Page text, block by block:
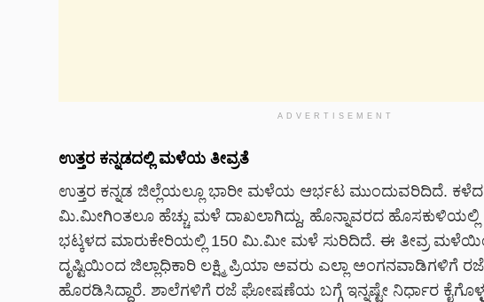
ADVERTISEMENT
ಉತ್ತರ ಕನ್ನಡದಲ್ಲಿ ಮಳೆಯ ತೀವ್ರತೆ
ಉತ್ತರ ಕನ್ನಡ ಜಿಲ್ಲೆಯಲ್ಲೂ ಭಾರೀ ಮಳೆಯ ಆರ್ಭಟ ಮುಂದುವರಿದಿದೆ. ಕಳೆದ
ಮಿ.ಮೀಗಿಂತಲೂ ಹೆಚ್ಚು ಮಳೆ ದಾಖಲಾಗಿದ್ದು, ಹೊನ್ನಾವರದ
ಭಟ್ಕಳದ ಮಾರುಕೇರಿಯಲ್ಲಿ 150 ಮಿ.ಮೀ ಮಳೆ ಸುರಿದಿದೆ. ಈ ತೀವ್ರ
ದೃಷ್ಟಿಯಿಂದ ಜಿಲ್ಲಾಧಿಕಾರಿ ಲಕ್ಷ್ಮಿ ಪ್ರಿಯಾ ಅವರು ಎಲ್ಲಾ ಅಂಗನವಾಡಿಗಳಿಗೆ
ಹೊರಡಿಸಿದ್ದಾರೆ. ಶಾಲೆಗಳಿಗೆ ರಜೆ ಘೋಷಣೆಯ ಬಗ್ಗೆ ಇನ್ನಷ್ಟೇ ನಿರ್ಧಾರ